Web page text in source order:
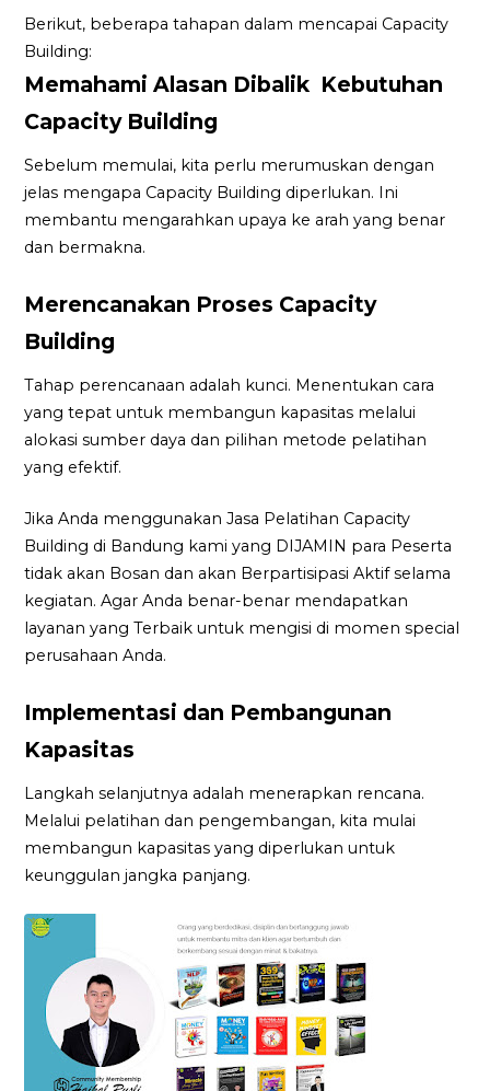
Berikut, beberapa tahapan dalam mencapai Capacity
Building:
Memahami Alasan Dibalik Kebutuhan
Capacity Building
Sebelum memulai, kita perlu merumuskan dengan
jelas mengapa Capacity Building diperlukan. Ini
membantu mengarahkan upaya ke arah yang benar
dan bermakna.
Merencanakan Proses Capacity
Building
Tahap perencanaan adalah kunci. Menentukan cara
yang tepat untuk membangun kapasitas melalui
alokasi sumber daya dan pilihan metode pelatihan
yang efektif.
Jika Anda menggunakan Jasa Pelatihan Capacity
Building di Bandung kami yang DIJAMIN para Peserta
tidak akan Bosan dan akan Berpartisipasi Aktif selama
kegiatan. Agar Anda benar-benar mendapatkan
layanan yang Terbaik untuk mengisi di momen special
perusahaan Anda.
Implementasi dan Pembangunan
Kapasitas
Langkah selanjutnya adalah menerapkan rencana.
Melalui pelatihan dan pengembangan, kita mulai
membangun kapasitas yang diperlukan untuk
keunggulan jangka panjang.